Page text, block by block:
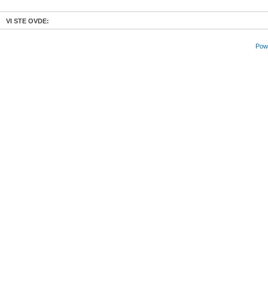
VI STE OVDE: